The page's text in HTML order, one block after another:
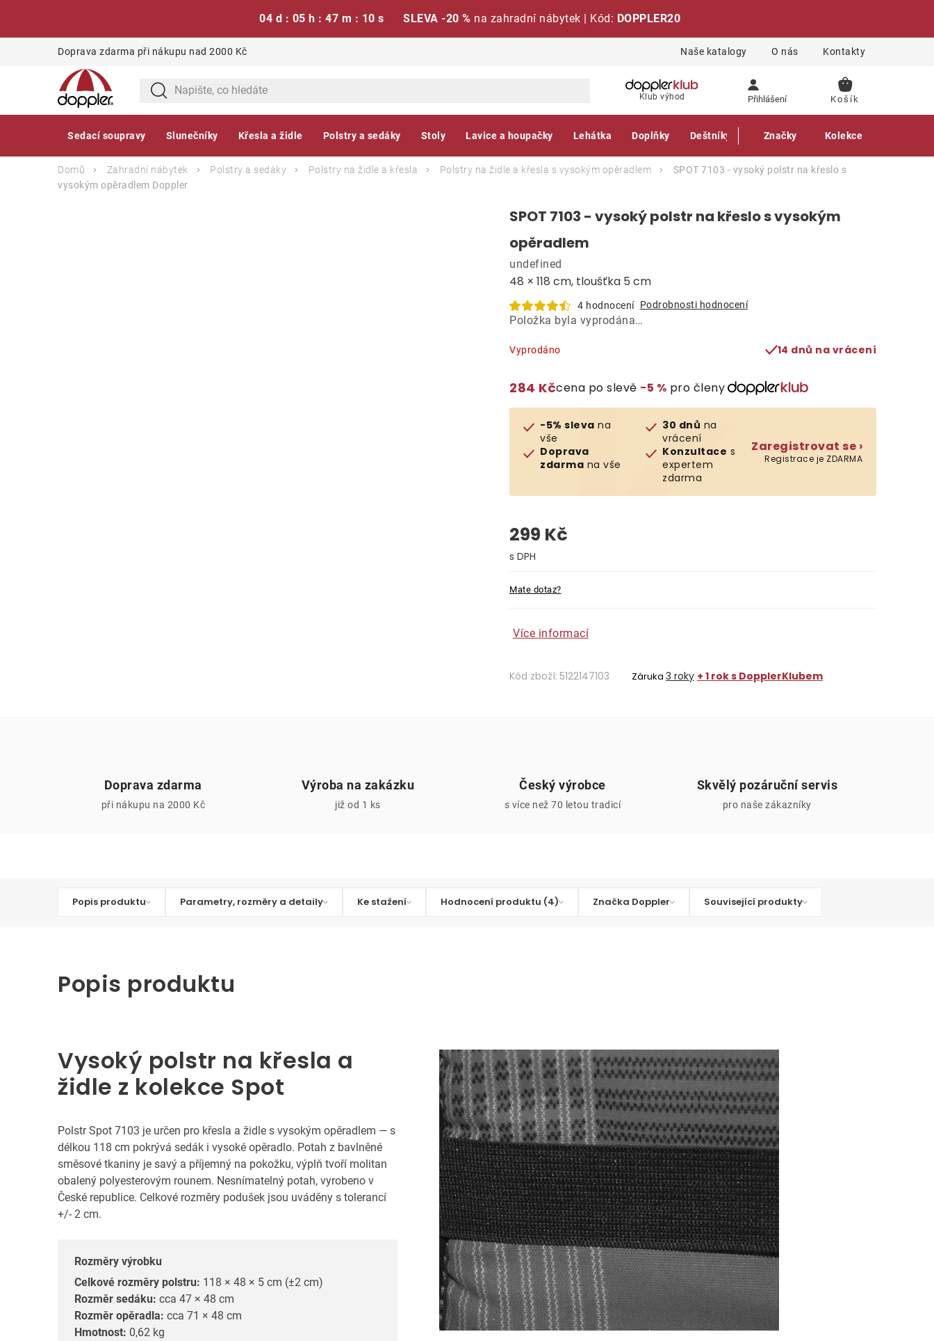
04 d : 05 h : 47 m : 09 s SLEVA -20 % na zahradní nábytek | Kód: DOPPLER20
Doprava zdarma při nákupu nad 2000 Kč Naše katalogy O nás Kontakty
Klub výhod Přihlášení
NÁKUPNÍ
Sedací soupravy Slunečníky Křesla a židle Polstry a sedáky Stoly Lavice a houpačky Lehátka Doplňky Deštníky Gastro produkty
Značky Kolekce
Domů Zahradní nábytek Polstry a sedáky Polstry na židle a křesla Polstry na židle a křesla s vysokým opěradlem
SPOT 7103 - vysoký polstr na křeslo s
vysokým opěradlem Doppler
SPOT 7103 - vysoký polstr na křeslo s vysokým
opěradlem
48 × 118 cm, tloušťka 5 cm
undefined
4 hodnocení Podrobnosti hodnocení
Položka byla vyprodána…
Vyprodáno 14 dnů na vrácení
284 Kčcena po slevě −5 % pro členy
-5% sleva na
vše
Doprava
zdarma na vše
30 dnů na
vrácení
Konzultace s
expertem
zdarma
Zaregistrovat se ›
Registrace je ZDARMA
299 Kč
Mate dotaz?
Více informací
Kód zboží: 5122147103 Záruka 3 roky + 1 rok s DopplerKlubem
Doprava zdarma
při nákupu na 2000 Kč
Výroba na zakázku
již od 1 ks
Český výrobce
s více než 70 letou tradicí
Skvělý pozáruční servis
pro naše zákazníky
Popis produktu Parametry, rozměry a detaily Ke stažení Hodnocení produktu (4) Značka Doppler Související produkty
Popis produktu
Vysoký polstr na křesla a
židle z kolekce Spot
Polstr Spot 7103 je určen pro křesla a židle s vysokým opěradlem — s
délkou 118 cm pokrývá sedák i vysoké opěradlo. Potah z bavlněné
směsové tkaniny je savý a příjemný na pokožku, výplň tvoří molitan
obalený polyesterovým rounem. Nesnímatelný potah, vyrobeno v
České republice. Celkové rozměry podušek jsou uváděny s tolerancí
+/- 2 cm.
Rozměry výrobku
Celkové rozměry polstru: 118 × 48 × 5 cm (±2 cm)
Rozměr sedáku: cca 47 × 48 cm
Rozměr opěradla: cca 71 × 48 cm
Hmotnost: 0,62 kg